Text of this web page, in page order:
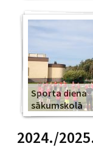
Sporta diena
sākumskolā
2024./